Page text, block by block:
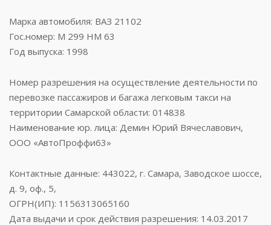
Марка автомобиля: ВАЗ 21102
Гос.номер: М 299 НМ 63
Год выпуска: 1998
Номер разрешения на осуществление деятельности по
перевозке пассажиров и багажа легковым такси на
территории Самарской области: 014838
Наименование юр. лица: Демин Юрий Вячеславович,
ООО «АвтоПроффи63»
Контактные данные: 443022, г. Самара, Заводское шоссе,
д. 9, оф., 5,
ОГРН(ИП): 1156313065160
Дата выдачи и срок действия разрешения: 14.03.2017